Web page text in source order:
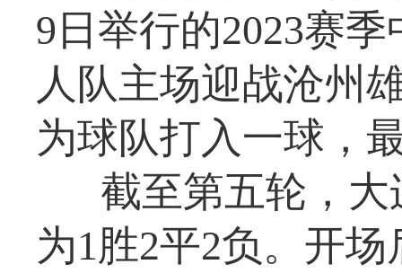
9日举行的2023赛
人队主场迎战沧州
为球队打入一球，
截至第五轮，
为1胜2平2负。开